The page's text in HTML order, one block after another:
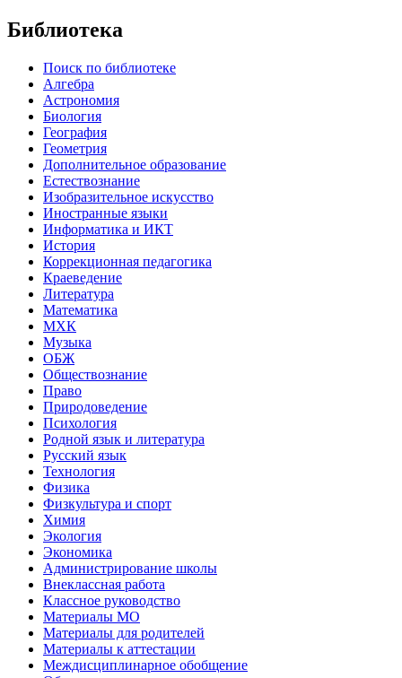
Библиотека
Поиск по библиотеке
Алгебра
Астрономия
Биология
География
Геометрия
Дополнительное образование
Естествознание
Изобразительное искусство
Иностранные языки
Информатика и ИКТ
История
Коррекционная педагогика
Краеведение
Литература
Математика
МХК
Музыка
ОБЖ
Обществознание
Право
Природоведение
Психология
Родной язык и литература
Русский язык
Технология
Физика
Физкультура и спорт
Химия
Экология
Экономика
Администрирование школы
Внеклассная работа
Классное руководство
Материалы МО
Материалы для родителей
Материалы к аттестации
Междисциплинарное обобщение